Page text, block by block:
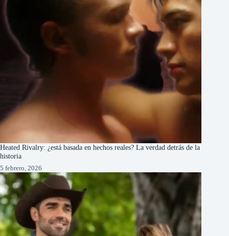
Heated Rivalry: ¿está basada en hechos reales? La verdad detrás de la
historia
5 febrero, 2026